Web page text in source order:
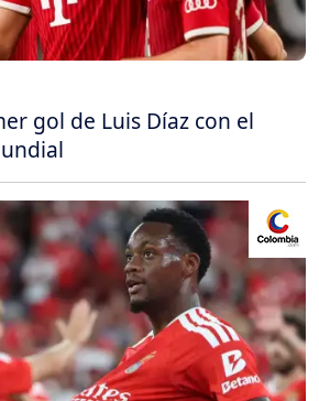
gol de Luis Díaz con el